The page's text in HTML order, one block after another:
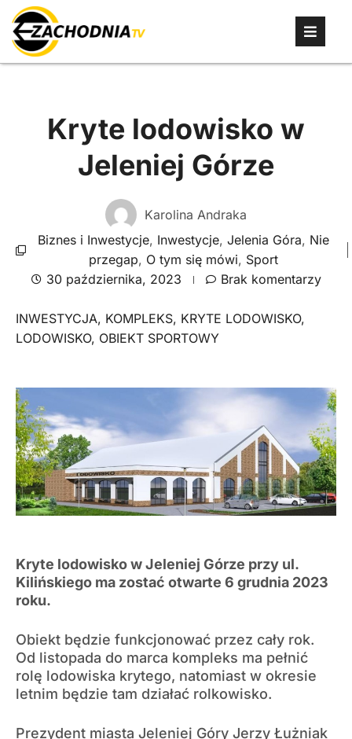
Kryte lodowisko w
Jeleniej Górze
Karolina Andraka
Biznes i Inwestycje, Inwestycje, Jelenia Góra, Nie
przegap, O tym się mówi, Sport
30 października, 2023
Brak komentarzy
INWESTYCJA, KOMPLEKS, KRYTE LODOWISKO,
LODOWISKO, OBIEKT SPORTOWY
Kryte lodowisko w Jeleniej Górze przy ul.
Kilińskiego ma zostać otwarte 6 grudnia 2023
roku.
Obiekt będzie funkcjonować przez cały rok.
Od listopada do marca kompleks ma pełnić
rolę lodowiska krytego, natomiast w okresie
letnim będzie tam działać rolkowisko.
Prezydent miasta Jeleniej Góry Jerzy Łużniak